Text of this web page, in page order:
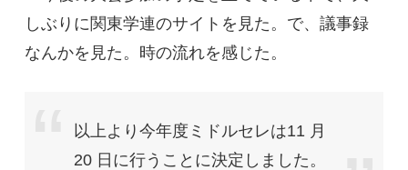
しぶりに関東学連のサイトを見た。で、議事録
なんかを見た。時の流れを感じた。
以上より今年度ミドルセレは11 月
20 日に行うことに決定しました。